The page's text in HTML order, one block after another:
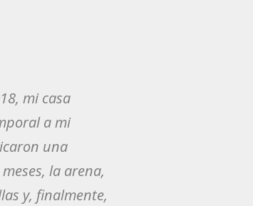
mi casa
a mi
una
la arena,
y, finalmente,